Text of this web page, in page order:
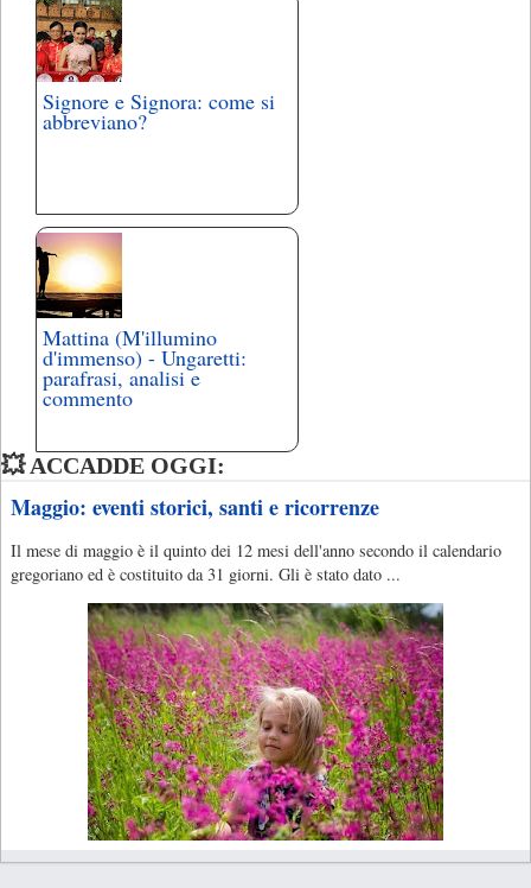
Signore e Signora: come si
abbreviano?
Mattina (M'illumino
d'immenso) - Ungaretti:
parafrasi, analisi e
commento
💥 ACCADDE OGGI:
Maggio: eventi storici, santi e ricorrenze
Il mese di maggio è il quinto dei 12 mesi dell'anno secondo il calendario
gregoriano ed è costituito da 31 giorni. Gli è stato dato ...